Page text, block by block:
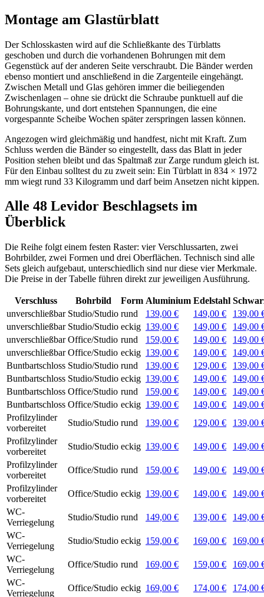
Montage am Glastürblatt
Der Schlosskasten wird auf die Schließkante des Türblatts
geschoben und durch die vorhandenen Bohrungen mit dem
Gegenstück auf der anderen Seite verschraubt. Die Bänder werden
ebenso montiert und anschließend in die Zargenteile eingehängt.
Zwischen Metall und Glas gehören immer die beiliegenden
Zwischenlagen – ohne sie drückt die Schraube punktuell auf die
Bohrungskante, und dort entstehen Spannungen, die eine
vorgespannte Scheibe Wochen später zerspringen lassen können.
Angezogen wird gleichmäßig und handfest, nicht mit Kraft. Zum
Schluss werden die Bänder so eingestellt, dass das Blatt in jeder
Position stehen bleibt und das Spaltmaß zur Zarge rundum gleich ist.
Für den Einbau solltest du zu zweit sein: Ein Türblatt in 834 × 1972
mm wiegt rund 33 Kilogramm und darf beim Ansetzen nicht kippen.
Alle 48 Levidor Beschlagsets im
Überblick
Die Reihe folgt einem festen Raster: vier Verschlussarten, zwei
Bohrbilder, zwei Formen und drei Oberflächen. Technisch sind alle
Sets gleich aufgebaut, unterschiedlich sind nur diese vier Merkmale.
Die Preise in der Tabelle führen direkt zur jeweiligen Ausführung.
Verschluss Bohrbild Form Aluminium Edelstahl
unverschließbar Studio/Studio rund 139,00 € 149,00 €
139,00
unverschließbar Studio/Studio eckig 139,00 € 149,00 €
149,00
unverschließbar Office/Studio rund 159,00 € 149,00 €
149,00
unverschließbar Office/Studio eckig 139,00 € 149,00 €
149,00
Buntbartschloss Studio/Studio rund 139,00 € 129,00 €
139,00
Buntbartschloss Studio/Studio eckig 139,00 € 149,00 €
149,00
Buntbartschloss Office/Studio rund 159,00 € 149,00 €
149,00
Buntbartschloss Office/Studio eckig 139,00 € 149,00 €
149,00
Profilzylinder
vorbereitet
Studio/Studio rund 139,00 € 129,00 €
139,00
Profilzylinder
vorbereitet
Studio/Studio eckig 139,00 € 149,00 €
149,00
Profilzylinder
vorbereitet
Office/Studio rund 159,00 € 149,00 €
149,00
Profilzylinder
vorbereitet
Office/Studio eckig 139,00 € 149,00 €
149,00
WC-
Verriegelung
Studio/Studio rund 149,00 € 139,00 €
149,00
WC-
Verriegelung
Studio/Studio eckig 159,00 € 169,00 €
169,00
WC-
Verriegelung
Office/Studio rund 169,00 € 159,00 €
169,00
WC-
Verriegelung
Office/Studio eckig 169,00 € 174,00 € 174,00